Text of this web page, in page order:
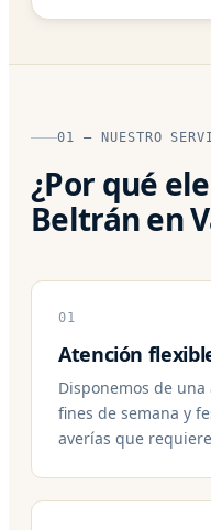
01 — NUESTRO
¿Por qué
Beltrán en
01
Atención
Disponemos de
fines de semana y
averías que